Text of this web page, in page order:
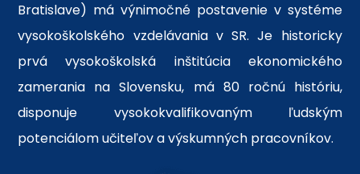
Bratislave) má výnimočné postavenie v systéme
vysokoškolského vzdelávania v SR. Je historicky
prvá vysokoškolská inštitúcia ekonomického
zamerania na Slovensku, má 80 ročnú históriu,
disponuje vysokokvalifikovaným ľudským
potenciálom učiteľov a výskumných pracovníkov.